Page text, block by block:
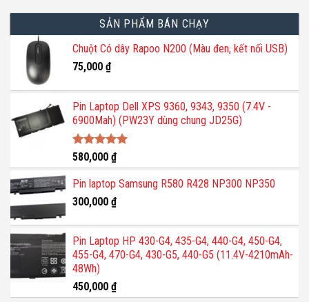
SẢN PHẨM BÁN CHẠY
Chuột Có dây Rapoo N200 (Màu đen, kết nối USB)
75,000 ₫
Pin Laptop Dell XPS 9360, 9343, 9350 (7.4V -
6900Mah) (PW23Y dùng chung JD25G)
Được xếp
hạng5.00
5 sao
580,000 ₫
Pin laptop Samsung R580 R428 NP300 NP350
300,000 ₫
Pin Laptop HP 430-G4, 435-G4, 440-G4, 450-G4,
455-G4, 470-G4, 430-G5, 440-G5 (11.4V-4210mAh-
48Wh)
450,000 ₫